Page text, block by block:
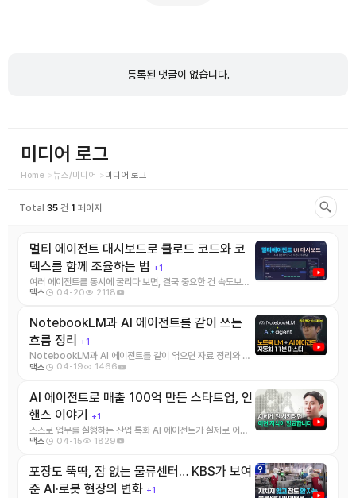
등록된 댓글이 없습니다.
미디어 로그
Home 뉴스/미디어 미디어 로그
Total 35 건 1 페이지
멀티 에이전트 대시보드로 클로드 코드와 코
덱스를 함께 조율하는 법 +1
여러 에이전트를 동시에 굴리다 보면, 결국 중요한 건 속도보다
흐름을 놓치지 않는 일입니다. 이 영상은 그런 ...
맥스 04-20 2118
NotebookLM과 AI 에이전트를 같이 쓰는
흐름 정리
+1
NotebookLM과 AI 에이전트를 같이 엮으면 자료 정리와 실
행 흐름을 한 번에 이어서 보기 좋다. 영상 ...
맥스 04-19 1466
AI 에이전트로 매출 100억 만든 스타트업, 인
핸스 이야기
+1
스스로 업무를 실행하는 산업 특화 AI 에이전트가 실제로 어떤
비즈니스 가치를 만드는지 보여주는 인터뷰입니다 ...
맥스 04-15 1829
포장도 뚝딱, 잠 없는 물류센터… KBS가 보여
준 AI·로봇 현장의 변화 +1